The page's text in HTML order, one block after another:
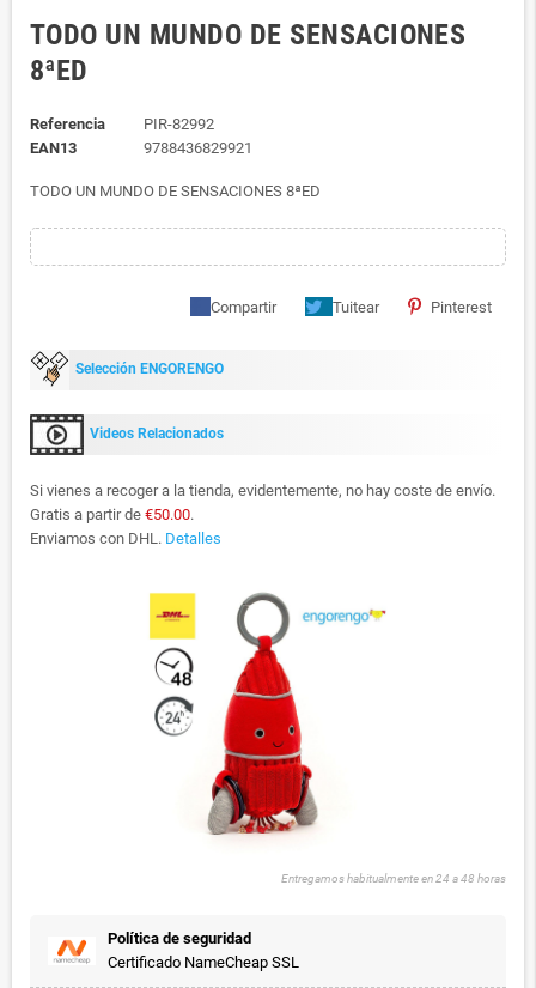
TODO UN MUNDO DE SENSACIONES
8ªED
Referencia
PIR-82992
EAN13
9788436829921
TODO UN MUNDO DE SENSACIONES 8ªED
Compartir Tuitear Pinterest
Selección ENGORENGO
Videos Relacionados
Si vienes a recoger a la tienda, evidentemente, no hay coste de envío.
Gratis a partir de €50.00.
Enviamos con DHL. Detalles
Entregamos habitualmente en 24 a 48 horas
Política de seguridad
Certificado NameCheap SSL